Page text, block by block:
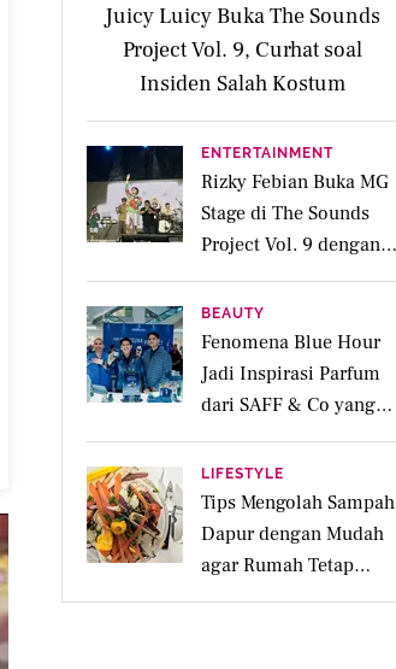
Juicy Luicy Buka The Sounds
Project Vol. 9, Curhat soal
Insiden Salah Kostum
ENTERTAINMENT
Rizky Febian Buka MG
Stage di The Sounds
Project Vol. 9 dengan
Deretan Hitsnya
BEAUTY
Fenomena Blue Hour
Jadi Inspirasi Parfum
dari SAFF & Co yang
Beraroma Hangat dan
Memikat
LIFESTYLE
Tips Mengolah Sampah
Dapur dengan Mudah
agar Rumah Tetap
Bersih dan Ramah